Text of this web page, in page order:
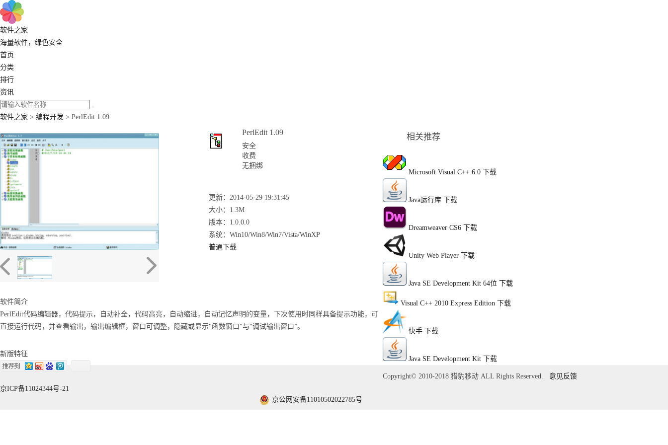
软件之家
海量软件，绿色安全
首页
分类
排行
资讯
软件之家 > 编程开发 > PerlEdit 1.09
PerlEdit 1.09
安全
收费
无捆绑
更新：2014-05-29 19:31:45
大小：1.3M
版本：1.0.0.0
系统：Win10/Win8/Win7/Vista/WinXP
普通下载
软件简介
PerlEdit代码编辑器，代码提示，自动补全，代码高亮，自动缩进，自动记忆声明的变量，下次使用时同样具备提示功能，可
直接运行代码，并查看输出，输出编辑框，窗口可调整，隐藏或显示"函数窗口"与“调试输出窗口”。
新版特征
相关推荐
Microsoft Visual C++ 6.0 下载
Java运行库 下载
Dreamweaver CS6 下载
Unity Web Player 下载
Java SE Development Kit 64位 下载
Visual C++ 2010 Express Edition 下载
快手 下载
Java SE Development Kit 下载
Copyright© 2010-2018 猎豹移动 ALL Rights Reserved. 意见反馈
京ICP备11024344号-21
京公网安备11010502022785号